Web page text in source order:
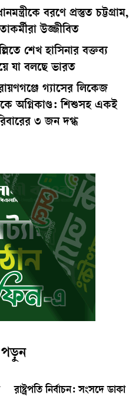
বরণে প্রস্তুত চট্টগ্রাম,
উজ্জীবিত
শেখ হাসিনার বক্তব্য
যা বলছে ভারত
গ্যাসের লিকেজ
অগ্নিকাণ্ড: শিশুসহ একই
৩ জন দগ্ধ
রাষ্ট্রপতি নির্বাচন: সংসদে ডাকা